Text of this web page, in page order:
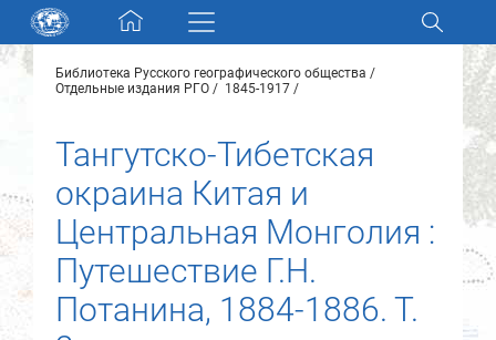
Skip navigation
Разделы и коллекции
Электронный каталог
Новости
О нас
Найти
Библиотека Русского географического общества
Отдельные издания РГО
1845-1917
Тангутско-Тибетская
окраина Китая и
Центральная Монголия :
Путешествие Г.Н.
Потанина, 1884-1886. Т.